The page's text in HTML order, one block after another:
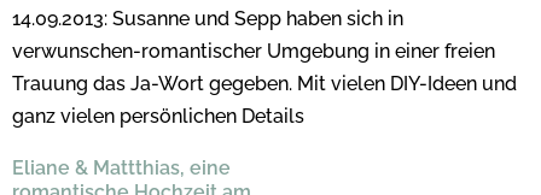
14.09.2013: Susanne und Sepp haben sich in
verwunschen-romantischer Umgebung in einer freien
Trauung das Ja-Wort gegeben. Mit vielen DIY-Ideen und
ganz vielen persönlichen Details
Eliane & Mattthias, eine